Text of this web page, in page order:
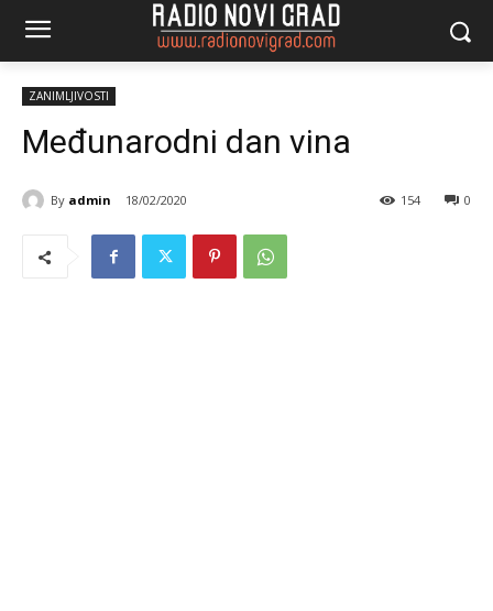
ZANIMLJIVOSTI
Međunarodni dan vina
By admin 18/02/2020 0
154